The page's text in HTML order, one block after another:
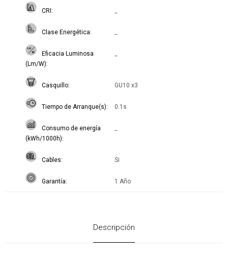
CRI
Clase Energética
Eficacia Luminosa
(Lm/W)
Casquillo GU10 x3
Tiempo de Arranque(s) 0.1s
Consumo de energía
(kWh/1000h)
Cables Si
Garantía 1 Año
Descripción